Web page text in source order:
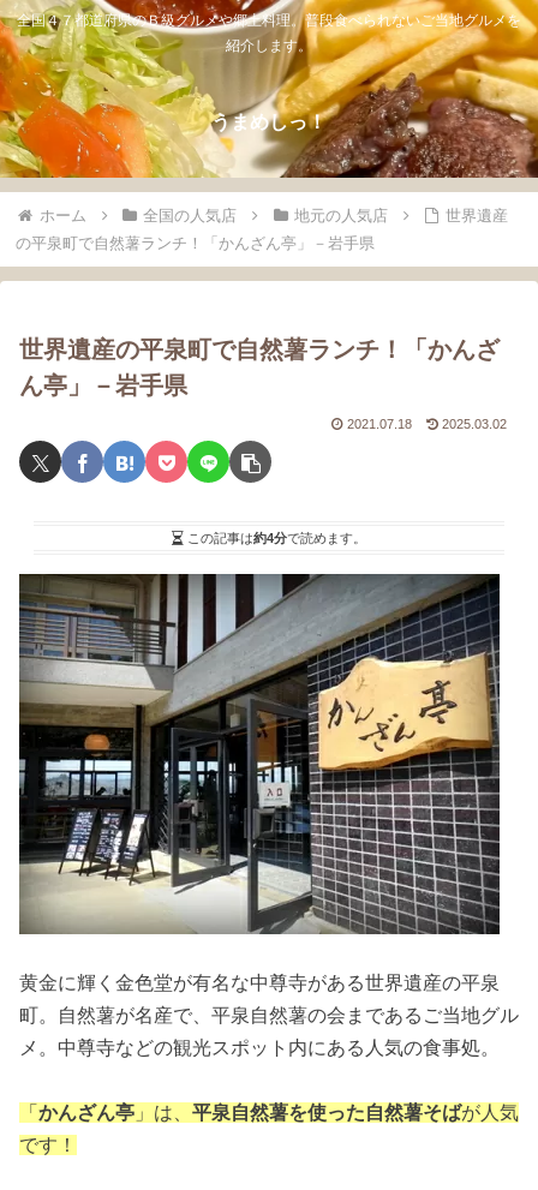
全国４７都道府県のＢ級グルメや郷土料理。普段食べられないご当地グルメを
紹介します。
うまめしっ！
ホーム 全国の人気店 地元の人気店
世界遺産
の平泉町で自然薯ランチ！「かんざん亭」－岩手県
世界遺産の平泉町で自然薯ランチ！「かんざ
ん亭」－岩手県
2021.07.18 2025.03.02
この記事は約4分で読めます。
黄金に輝く金色堂が有名な中尊寺がある世界遺産の平泉
町。自然薯が名産で、平泉自然薯の会まであるご当地グル
メ。中尊寺などの観光スポット内にある人気の食事処。
「 かんざん亭 」は、 平泉自然薯を使った自然薯そばが人気
です！